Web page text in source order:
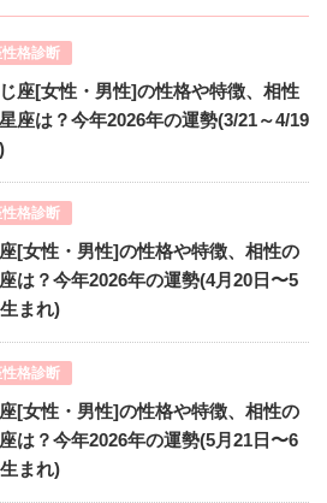
格診断
座[女性・男性]の性格や特徴、相性
座は？今年2026年の運勢(3/21～4/19
格診断
[女性・男性]の性格や特徴、相性の
は？今年2026年の運勢(4月20日〜5
まれ)
格診断
[女性・男性]の性格や特徴、相性の
は？今年2026年の運勢(5月21日〜6
まれ)